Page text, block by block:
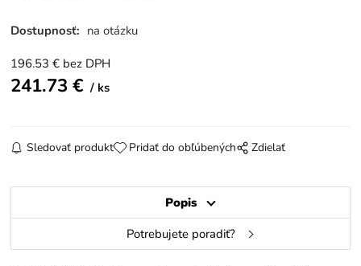
Dostupnosť: na otázku
196.53 € bez DPH
241.73 € ks
Sledovať produkt Pridať do obľúbených Zdielať
Popis
Potrebujete poradiť?